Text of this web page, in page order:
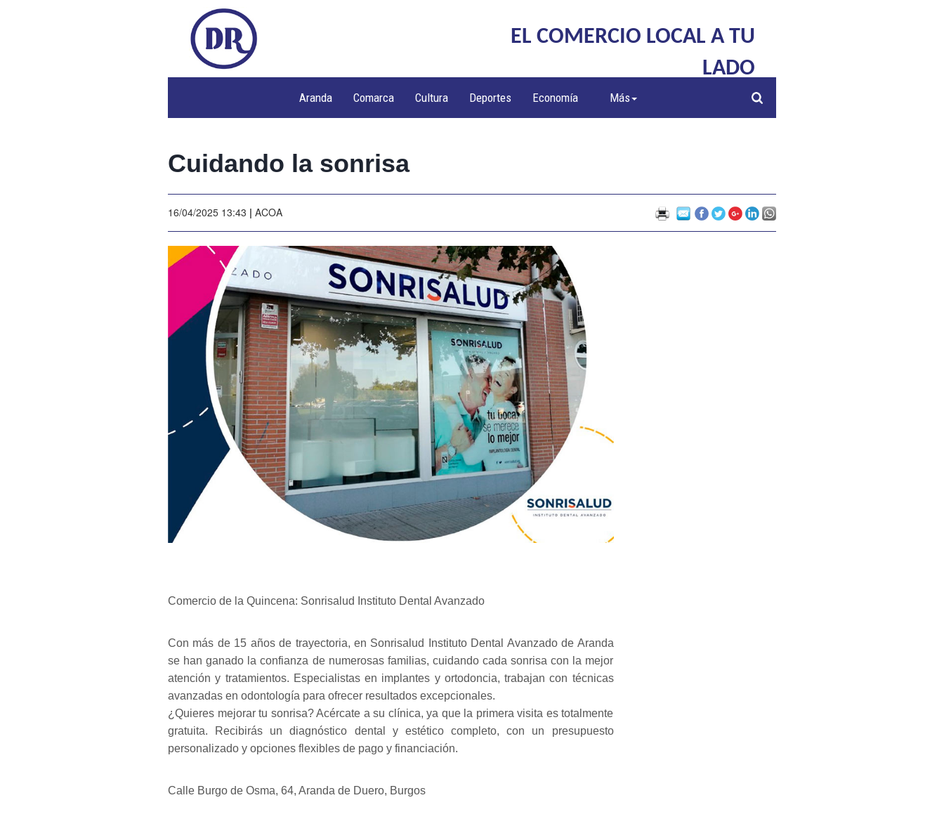
EL COMERCIO LOCAL A TU
LADO
Aranda Comarca Cultura Deportes Economía Más
Cuidando la sonrisa
16/04/2025 13:43 | ACOA
Comercio de la Quincena: Sonrisalud Instituto Dental Avanzado
Con más de 15 años de trayectoria, en Sonrisalud Instituto Dental Avanzado de Aranda
se han ganado la confianza de numerosas familias, cuidando cada sonrisa con la mejor
atención y tratamientos. Especialistas en implantes y ortodoncia, trabajan con técnicas
avanzadas en odontología para ofrecer resultados excepcionales.
¿Quieres mejorar tu sonrisa? Acércate a su clínica, ya que la primera visita es totalmente
gratuita. Recibirás un diagnóstico dental y estético completo, con un presupuesto
personalizado y opciones flexibles de pago y financiación.
Calle Burgo de Osma, 64, Aranda de Duero, Burgos